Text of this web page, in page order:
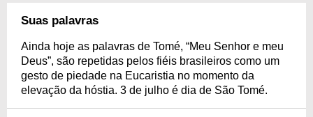
Suas palavras
Ainda hoje as palavras de Tomé, “Meu Senhor e meu
Deus”, são repetidas pelos fiéis brasileiros como um
gesto de piedade na Eucaristia no momento da
elevação da hóstia. 3 de julho é dia de São Tomé.